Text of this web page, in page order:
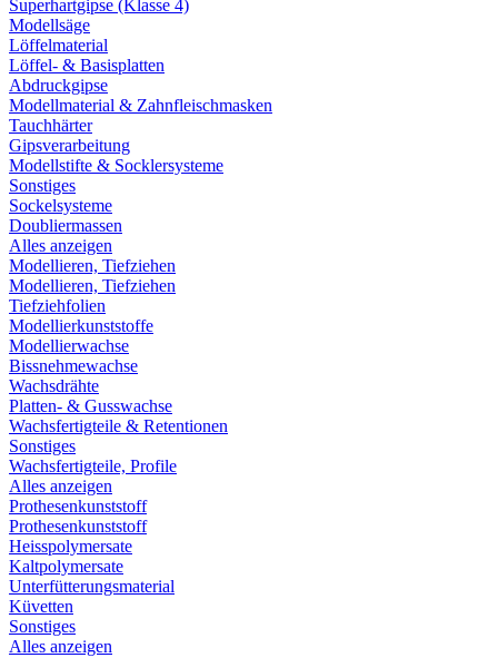
Superhartgipse (Klasse 4)
Modellsäge
Löffelmaterial
Löffel- & Basisplatten
Abdruckgipse
Modellmaterial & Zahnfleischmasken
Tauchhärter
Gipsverarbeitung
Modellstifte & Socklersysteme
Sonstiges
Sockelsysteme
Doubliermassen
Alles anzeigen
Modellieren, Tiefziehen
Modellieren, Tiefziehen
Tiefziehfolien
Modellierkunststoffe
Modellierwachse
Bissnehmewachse
Wachsdrähte
Platten- & Gusswachse
Wachsfertigteile & Retentionen
Sonstiges
Wachsfertigteile, Profile
Alles anzeigen
Prothesenkunststoff
Prothesenkunststoff
Heisspolymersate
Kaltpolymersate
Unterfütterungsmaterial
Küvetten
Sonstiges
Alles anzeigen